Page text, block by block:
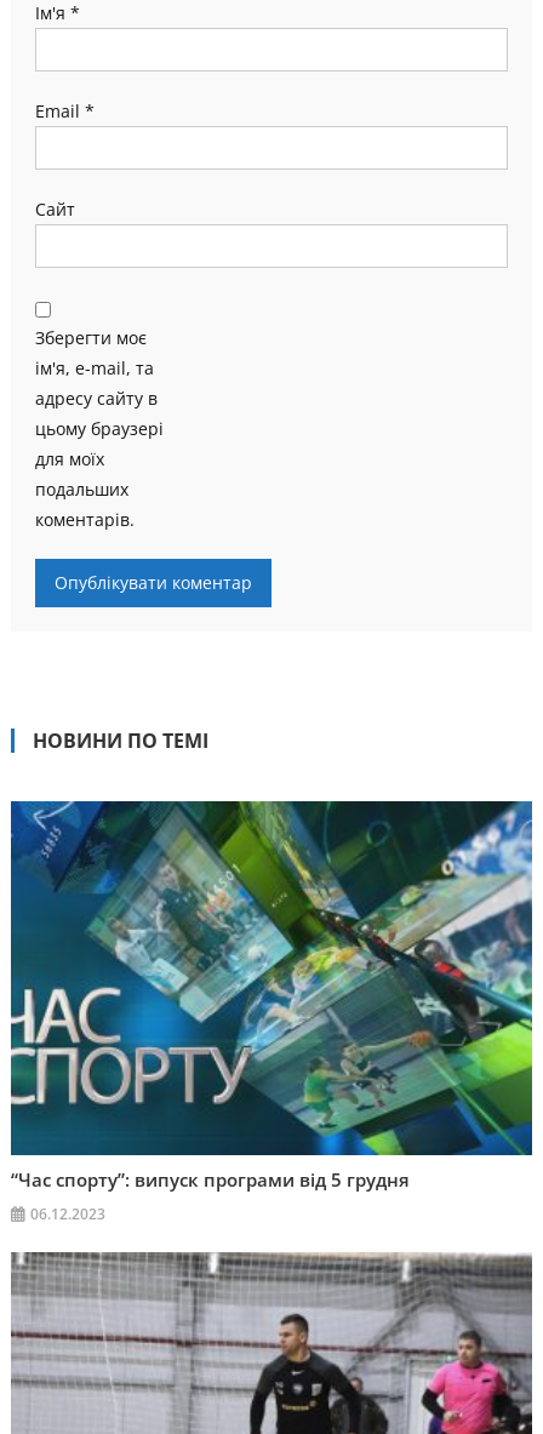
Ім'я *
Email *
Сайт
Зберегти моє
ім'я, e-mail, та
адресу сайту в
цьому браузері
для моїх
подальших
коментарів.
НОВИНИ ПО ТЕМІ
“Час спорту”: випуск програми від 5 грудня
06.12.2023